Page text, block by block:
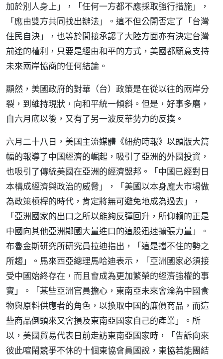
加於別人身上」，「任何一方都不應採取強行措施」，
「應由雙方共同找出辦法」。這不但公開否定了「台灣
住民自決」，也等於間接承認了大陸方面亦有決定台灣
前途的權利，只要是經由和平的方式，美國都願意支持
未來兩岸協商的任何結論。
顯然，美國政府的對華（台）政策是在從以往的兩岸分
裂，到維持現狀，向和平統一傾斜。但是，好事多磨，
自六月底以後，又有了另一波反華勢力的反撲。
六月二十八日，美國主流媒體《紐約時報》以頭版大篇
幅的報導了中國經濟的崛起，吸引了亞洲的外國投資，
也吸引了傳統美國在亞洲的經濟盟邦。「中國已經對日
本構成經濟與政治的威脅」，「美國以本身龐大市場做
為政策槓桿的時代，肯定將無可避免地成為過去」，
「亞洲國家的出口之所以能夠反彈回升，所仰賴的正是
中國向其他亞洲鄰國大量進口的這股迅速擴張力量」。
布魯金斯研究所研究員拉迪指出，「這是擋不住的勢之
所趨」。馬來西亞總理馬哈迪表示，「亞洲國家必須接
受中國始終存在，而且會成為更加繁榮的經濟強權的事
實」。「某些亞洲官員擔心，東南亞未來會淪為中國食
物與原料供應者的角色，以換取中國的廉價商品，而這
些商品倒頭來又會損及東南亞國家自己的產業」。所
以，美國貿易代表日前走訪東南亞國家時，「告訴向來
彼此喧鬧競爭不休的十個東協會員國說，東協若能團結